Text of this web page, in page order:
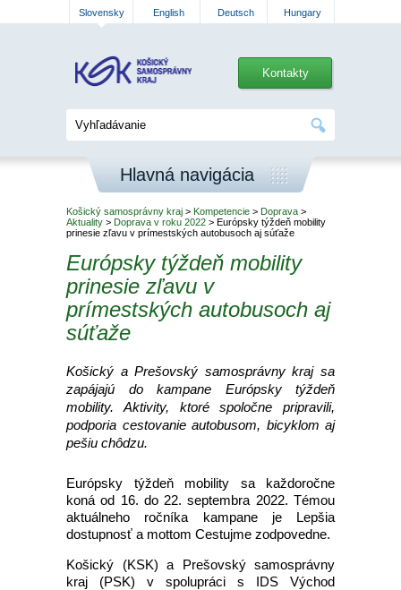
Slovensky English Deutsch Hungary
Kontakty
Hlavná navigácia
Košický samosprávny kraj > Kompetencie > Doprava >
Aktuality > Doprava v roku 2022 > Európsky týždeň mobility
prinesie zľavu v prímestských autobusoch aj súťaže
Európsky týždeň mobility
prinesie zľavu v
prímestských autobusoch aj
súťaže
Košický a Prešovský samosprávny kraj sa
zapájajú do kampane Európsky týždeň
mobility. Aktivity, ktoré spoločne pripravili,
podporia cestovanie autobusom, bicyklom aj
pešiu chôdzu.
Európsky týždeň mobility sa každoročne
koná od 16. do 22. septembra 2022. Témou
aktuálneho ročníka kampane je Lepšia
dostupnosť a mottom Cestujme zodpovedne.
Košický (KSK) a Prešovský samosprávny
kraj (PSK) v spolupráci s IDS Východ